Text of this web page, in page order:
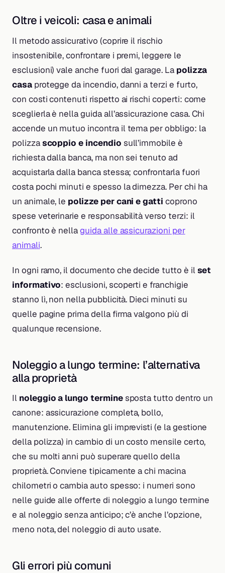
Oltre i veicoli: casa e animali
Il metodo assicurativo (coprire il rischio
insostenibile, confrontare i premi, leggere le
esclusioni) vale anche fuori dal garage. La polizza
casaprotegge da incendio, danni a terzi e furto,
con costi contenuti rispetto ai rischi coperti: come
sceglierla è nella guida all’assicurazione casa. Chi
accende un mutuo incontra il tema per obbligo: la
polizzascoppio e incendio sull’immobile è
richiesta dalla banca, ma non sei tenuto ad
acquistarla dalla banca stessa; confrontarla fuori
costa pochi minuti e spesso la dimezza. Per chi ha
un animale, le polizze per cani e gatti coprono
spese veterinarie e responsabilità verso terzi: il
confronto è nellaguida alle assicurazioni per
animali.
In ogni ramo, il documento che decide tutto è ilset
informativo: esclusioni, scoperti e franchigie
stanno lì, non nella pubblicità. Dieci minuti su
quelle pagine prima della firma valgono più di
qualunque recensione.
Noleggio a lungo termine: l’alternativa
alla proprietà
Il noleggio a lungo terminesposta tutto dentro un
canone: assicurazione completa, bollo,
manutenzione. Elimina gli imprevisti (e la gestione
della polizza) in cambio di un costo mensile certo,
che su molti anni può superare quello della
proprietà. Conviene tipicamente a chi macina
chilometri o cambia auto spesso: i numeri sono
nelle guide alle offerte di noleggio a lungo termine
e al noleggio senza anticipo; c’è anche l’opzione,
meno nota, del noleggio di auto usate.
Gli errori più comuni